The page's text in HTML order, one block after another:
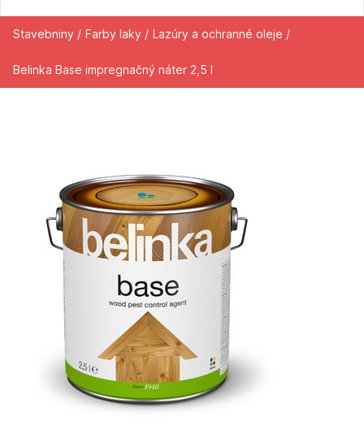
Stavebniny / Farby laky / Lazúry a ochranné oleje /
Belinka Base impregnačný náter 2,5 l